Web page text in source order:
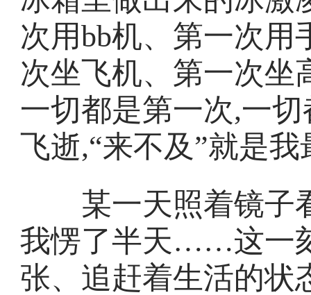
次用bb机、第一次用
次坐飞机、第一次
一切都是第一次,一
飞逝,“来不及”就是
某一天照着镜子
我愣了半天……这一
张、追赶着生活的状